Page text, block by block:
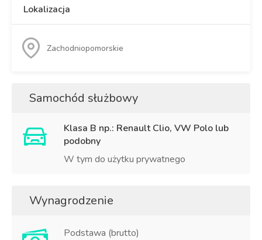
Lokalizacja
Zachodniopomorskie
Samochód służbowy
Klasa B np.: Renault Clio, VW Polo lub
podobny
W tym do użytku prywatnego
Wynagrodzenie
Podstawa (brutto)